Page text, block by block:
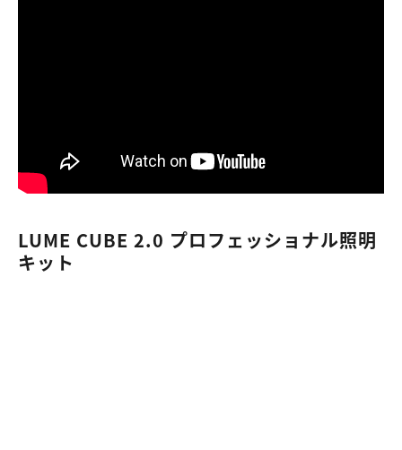
LUME CUBE 2.0 プロフェッショナル照明
キット